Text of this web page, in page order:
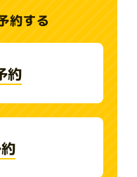
約する
約